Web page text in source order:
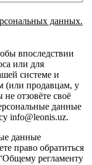
данных.
впоследствии
или для
системе и
(или продавцам, у
отзовёте своё
данные
info@leonis.uz.
данные
право обратиться
регламенту